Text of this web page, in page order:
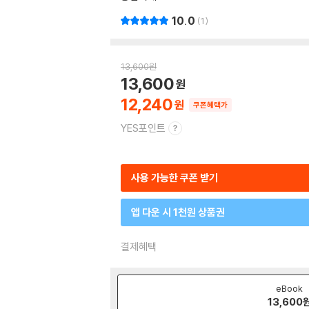
10.0 1
13,600원
12,240
13,600
쿠폰혜택가
YES포인트
사용 가능한 쿠폰 받기
앱 다운 시 1천원 상품권
결제혜택
eBook
13,600